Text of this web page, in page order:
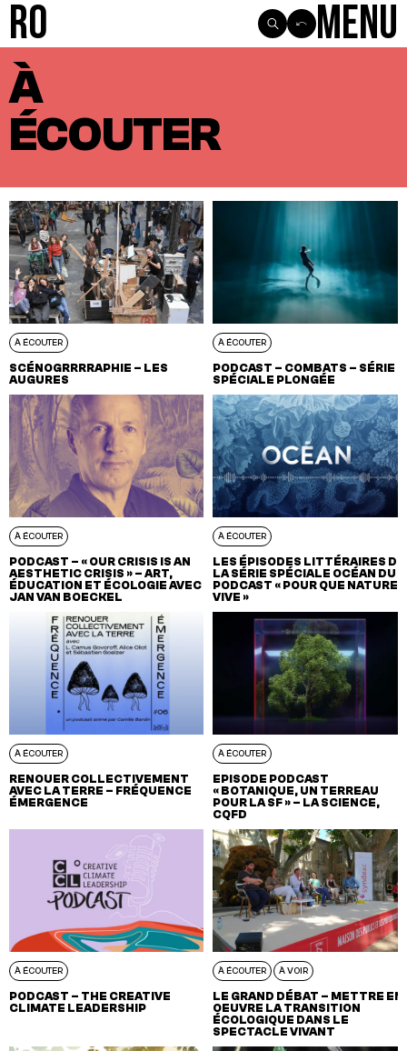
R0 Menu
VOIR TOUS LES ARTICLES
À
ÉCOUTER
À ÉCOUTER
SCÉNOGRRRRAPHIE – LES
AUGURES
À ÉCOUTER
PODCAST – COMBATS – SÉRIE
SPÉCIALE PLONGÉE
À ÉCOUTER
PODCAST – « OUR CRISIS IS AN
AESTHETIC CRISIS » – ART,
ÉDUCATION ET ÉCOLOGIE AVEC
JAN VAN BOECKEL
À ÉCOUTER
LES ÉPISODES LITTÉRAIRES DE
LA SÉRIE SPÉCIALE OCÉAN DU
PODCAST « POUR QUE NATURE
VIVE »
À ÉCOUTER
RENOUER COLLECTIVEMENT
AVEC LA TERRE – FRÉQUENCE
ÉMERGENCE
À ÉCOUTER
EPISODE PODCAST
« BOTANIQUE, UN TERREAU
POUR LA SF » – LA SCIENCE,
CQFD
À ÉCOUTER
PODCAST – THE CREATIVE
CLIMATE LEADERSHIP
À ÉCOUTER À VOIR
LE GRAND DÉBAT – METTRE EN
OEUVRE LA TRANSITION
ÉCOLOGIQUE DANS LE
SPECTACLE VIVANT